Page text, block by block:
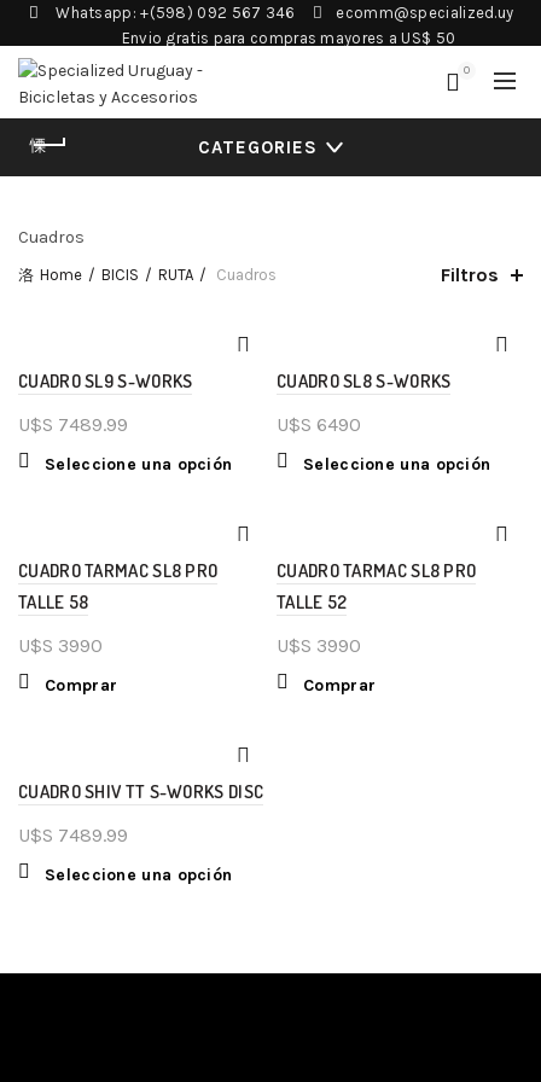
Whatsapp: +(598) 092 567 346
ecomm@specialized.uy
Envio gratis para compras mayores a US$ 50
0
CATEGORIES
Cuadros
Home BICIS RUTA Cuadros Filtros
CUADRO SL9 S-WORKS
U$S 7489.99
Seleccione una opción
CUADRO SL8 S-WORKS
U$S 6490
Seleccione una opción
CUADRO TARMAC SL8 PRO
TALLE 58
U$S 3990
Comprar
CUADRO TARMAC SL8 PRO
TALLE 52
U$S 3990
Comprar
CUADRO SHIV TT S-WORKS DISC
U$S 7489.99
Seleccione una opción